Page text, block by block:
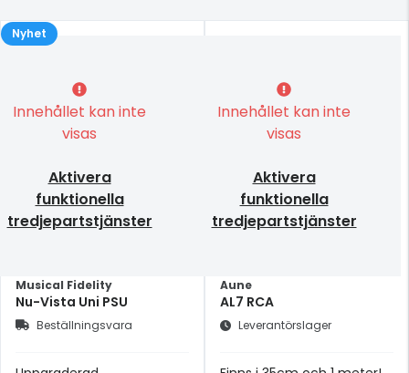
Innehållet kan inte
visas
Aktivera
funktionella
tredjepartstjänster
Musical Fidelity
Nu-Vista Uni PSU
Beställningsvara
Nyhet
Innehållet kan inte
visas
Aktivera
funktionella
tredjepartstjänster
Aune
AL7 RCA
Leverantörslager